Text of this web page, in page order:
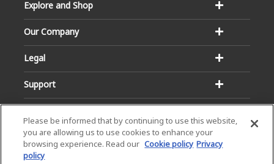
Explore and Shop
Our Company
Legal
Support
Please be informed that by continuing to use this website,
you are allowing us to use cookies to enhance your
browsing experience. Read our Cookie policy Privacy
policy